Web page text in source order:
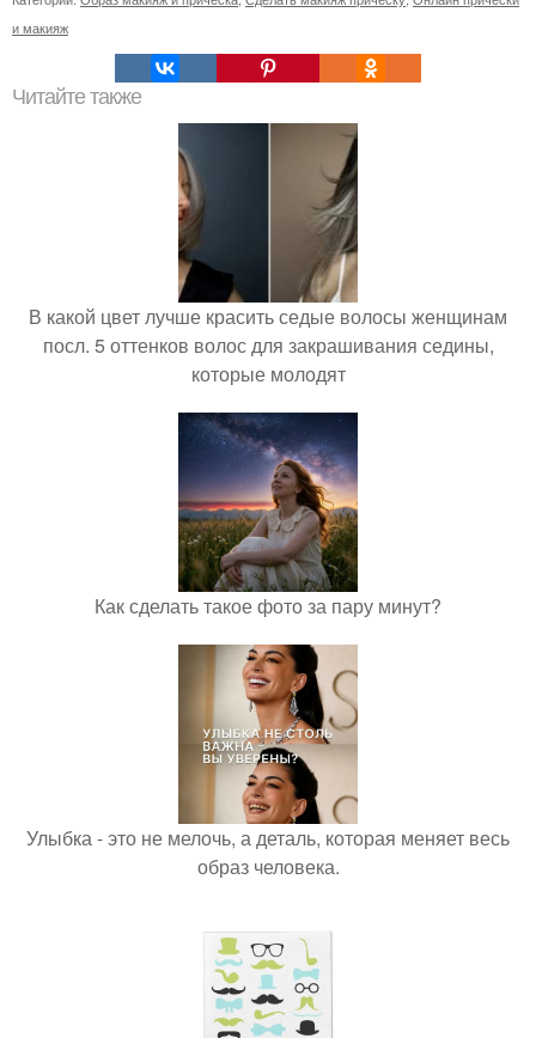
и макияж
Читайте также
В какой цвет лучше красить седые волосы женщинам
посл. 5 оттенков волос для закрашивания седины,
которые молодят
Как сделать такое фото за пару минут?
Улыбка - это не мелочь, а деталь, которая меняет весь
образ человека.